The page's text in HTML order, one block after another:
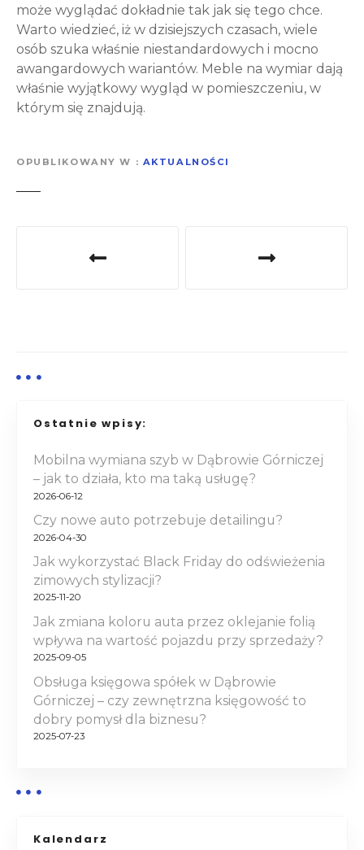
może wyglądać dokładnie tak jak się tego chce.
Warto wiedzieć, iż w dzisiejszych czasach, wiele
osób szuka właśnie niestandardowych i mocno
awangardowych wariantów. Meble na wymiar dają
właśnie wyjątkowy wygląd w pomieszczeniu, w
którym się znajdują.
OPUBLIKOWANY W AKTUALNOŚCI
g
w
Ostatnie wpisy:
Mobilna wymiana szyb w Dąbrowie Górniczej
– jak to działa, kto ma taką usługę?
2026-06-12
Czy nowe auto potrzebuje detailingu?
2026-04-30
Jak wykorzystać Black Friday do odświeżenia
zimowych stylizacji?
2025-11-20
Jak zmiana koloru auta przez oklejanie folią
wpływa na wartość pojazdu przy sprzedaży?
2025-09-05
Obsługa księgowa spółek w Dąbrowie
Górniczej – czy zewnętrzna księgowość to
dobry pomysł dla biznesu?
2025-07-23
Kalendarz